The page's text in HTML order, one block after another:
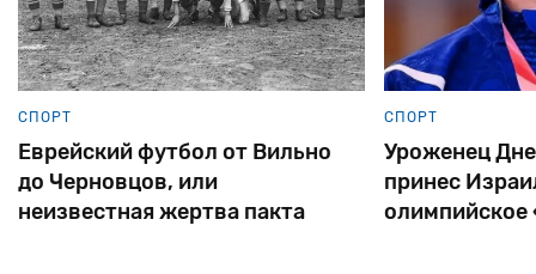
СПОРТ
Еврейский футбол от Вильно
до Черновцов, или
неизвестная жертва пакта
СПОРТ
Уроженец
принес
олимпийское